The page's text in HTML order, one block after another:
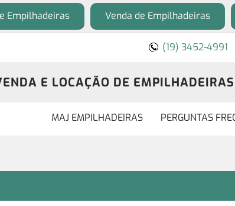
Empilhadeiras Venda de Empilhadeiras
(19) 3452-4991
E LOCAÇÃO DE
MAJ EMPILHADEIRAS PERGUNTAS